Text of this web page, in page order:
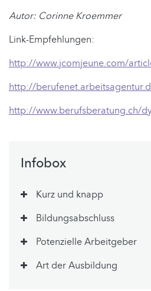
Autor: Corinne Kroemmer
Link-Empfehlungen:
http://www.jcomjeune.com/
http://
http://www.berufsberatung.ch/
Infobox
Kurz und knapp
Bildungsabschluss
Potenzielle Arbeitgeber
Art der Ausbildung